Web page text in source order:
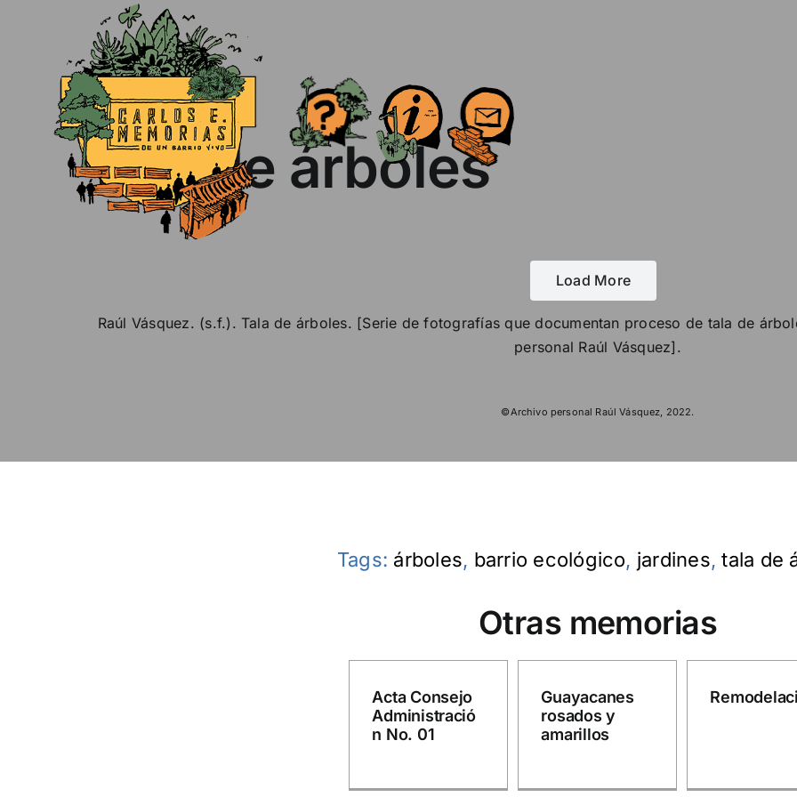
Tala de árboles
Load More
Raúl Vásquez. (s.f.). Tala de árboles. [Serie de fotografías que documentan proceso de tala de
personal Raúl Vásquez].
©Archivo personal Raúl Vásquez, 2022.
Tags: árboles, barrio ecológico, jardines,tala de
Otras memorias
Acta Consejo
Administració
n No. 01
Guayacanes
rosados y
amarillos